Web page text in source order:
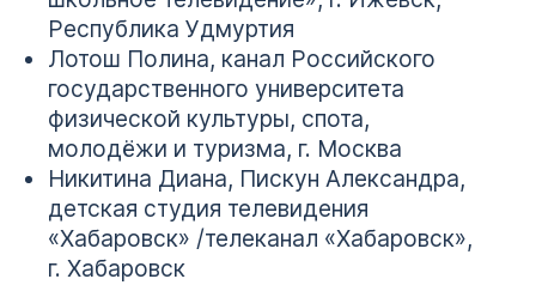
Республика Удмуртия
Лотош Полина, канал Российского
государственного университета
физической культуры, спота,
молодёжи и туризма, г. Москва
Никитина Диана, Пискун Александра,
детская студия телевидения
«Хабаровск» /телеканал «Хабаровск»,
г. Хабаровск